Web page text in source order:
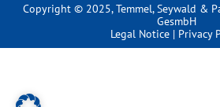
Copyright © 2025, Temmel, Seywald &
GesmbH
Legal Notice| Privacy